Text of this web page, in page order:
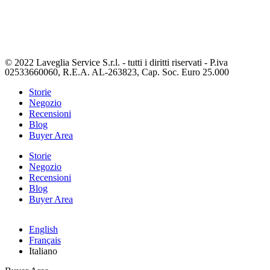
© 2022 Laveglia Service S.r.l. - tutti i diritti riservati - P.iva
02533660060, R.E.A. AL-263823, Cap. Soc. Euro 25.000
Storie
Negozio
Recensioni
Blog
Buyer Area
Storie
Negozio
Recensioni
Blog
Buyer Area
English
Français
Italiano